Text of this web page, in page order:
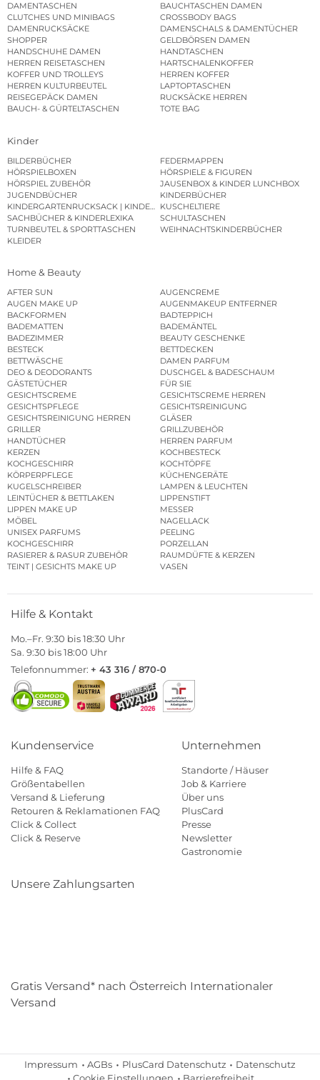
DAMENTASCHEN
BAUCHTASCHEN DAMEN
CLUTCHES UND MINIBAGS
CROSSBODY BAGS
DAMENRUCKSÄCKE
DAMENSCHALS & DAMENTÜCHER
SHOPPER
GELDBÖRSEN DAMEN
HANDSCHUHE DAMEN
HANDTASCHEN
HERREN REISETASCHEN
HARTSCHALENKOFFER
KOFFER UND TROLLEYS
HERREN KOFFER
HERREN KULTURBEUTEL
LAPTOPTASCHEN
REISEGEPÄCK DAMEN
RUCKSÄCKE HERREN
BAUCH- & GÜRTELTASCHEN
TOTE BAG
Kinder
BILDERBÜCHER
FEDERMAPPEN
HÖRSPIELBOXEN
HÖRSPIELE & FIGUREN
HÖRSPIEL ZUBEHÖR
JAUSENBOX & KINDER LUNCHBOX
JUGENDBÜCHER
KINDERBÜCHER
KINDERGARTENRUCKSACK | KINDERGARTENBEUTEL
KUSCHELTIERE
SACHBÜCHER & KINDERLEXIKA
SCHULTASCHEN
TURNBEUTEL & SPORTTASCHEN
WEIHNACHTSKINDERBÜCHER
KLEIDER
Home & Beauty
AFTER SUN
AUGENCREME
AUGEN MAKE UP
AUGENMAKEUP ENTFERNER
BACKFORMEN
BADTEPPICH
BADEMATTEN
BADEMÄNTEL
BADEZIMMER
BEAUTY GESCHENKE
BESTECK
BETTDECKEN
BETTWÄSCHE
DAMEN PARFUM
DEO & DEODORANTS
DUSCHGEL & BADESCHAUM
GÄSTETÜCHER
FÜR SIE
GESICHTSCREME
GESICHTSCREME HERREN
GESICHTSPFLEGE
GESICHTSREINIGUNG
GESICHTSREINIGUNG HERREN
GLÄSER
GRILLER
GRILLZUBEHÖR
HANDTÜCHER
HERREN PARFUM
KERZEN
KOCHBESTECK
KOCHGESCHIRR
KOCHTÖPFE
KÖRPERPFLEGE
KÜCHENGERÄTE
KUGELSCHREIBER
LAMPEN & LEUCHTEN
LEINTÜCHER & BETTLAKEN
LIPPENSTIFT
LIPPEN MAKE UP
MESSER
MÖBEL
NAGELLACK
UNISEX PARFUMS
PEELING
KOCHGESCHIRR
PORZELLAN
RASIERER & RASUR ZUBEHÖR
RAUMDÜFTE & KERZEN
TEINT | GESICHTS MAKE UP
VASEN
Hilfe & Kontakt
Mo.–Fr. 9:30 bis 18:30 Uhr
Sa. 9:30 bis 18:00 Uhr
Telefonnummer: + 43 316 / 870-0
Kundenservice
Hilfe & FAQ
Größentabellen
Versand & Lieferung
Retouren & Reklamationen FAQ
Click & Collect
Click & Reserve
Unternehmen
Standorte / Häuser
Job & Karriere
Über uns
PlusCard
Presse
Newsletter
Gastronomie
Unsere Zahlungsarten
Gratis Versand* nach Österreich Internationaler
Versand
Impressum AGBs PlusCard Datenschutz
Datenschutz